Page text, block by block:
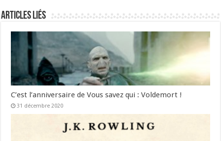
Articles liés
C’est l’anniversaire de Vous savez qui : Voldemort !
31 décembre 2020